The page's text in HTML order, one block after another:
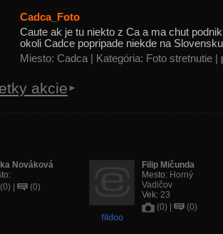
Cadca_Foto
Caute ak je tu niekto z Ca a ma chut
okoli Cadce popripade niekde na
Miesto: Cadca | Kategória: Foto stretnutie |
akcie
Nováková
(0) |
(0)
Filip Mičunda
Mesto: Horný
Vadičov
Vek: 23
(0) |
(0)
fildoo